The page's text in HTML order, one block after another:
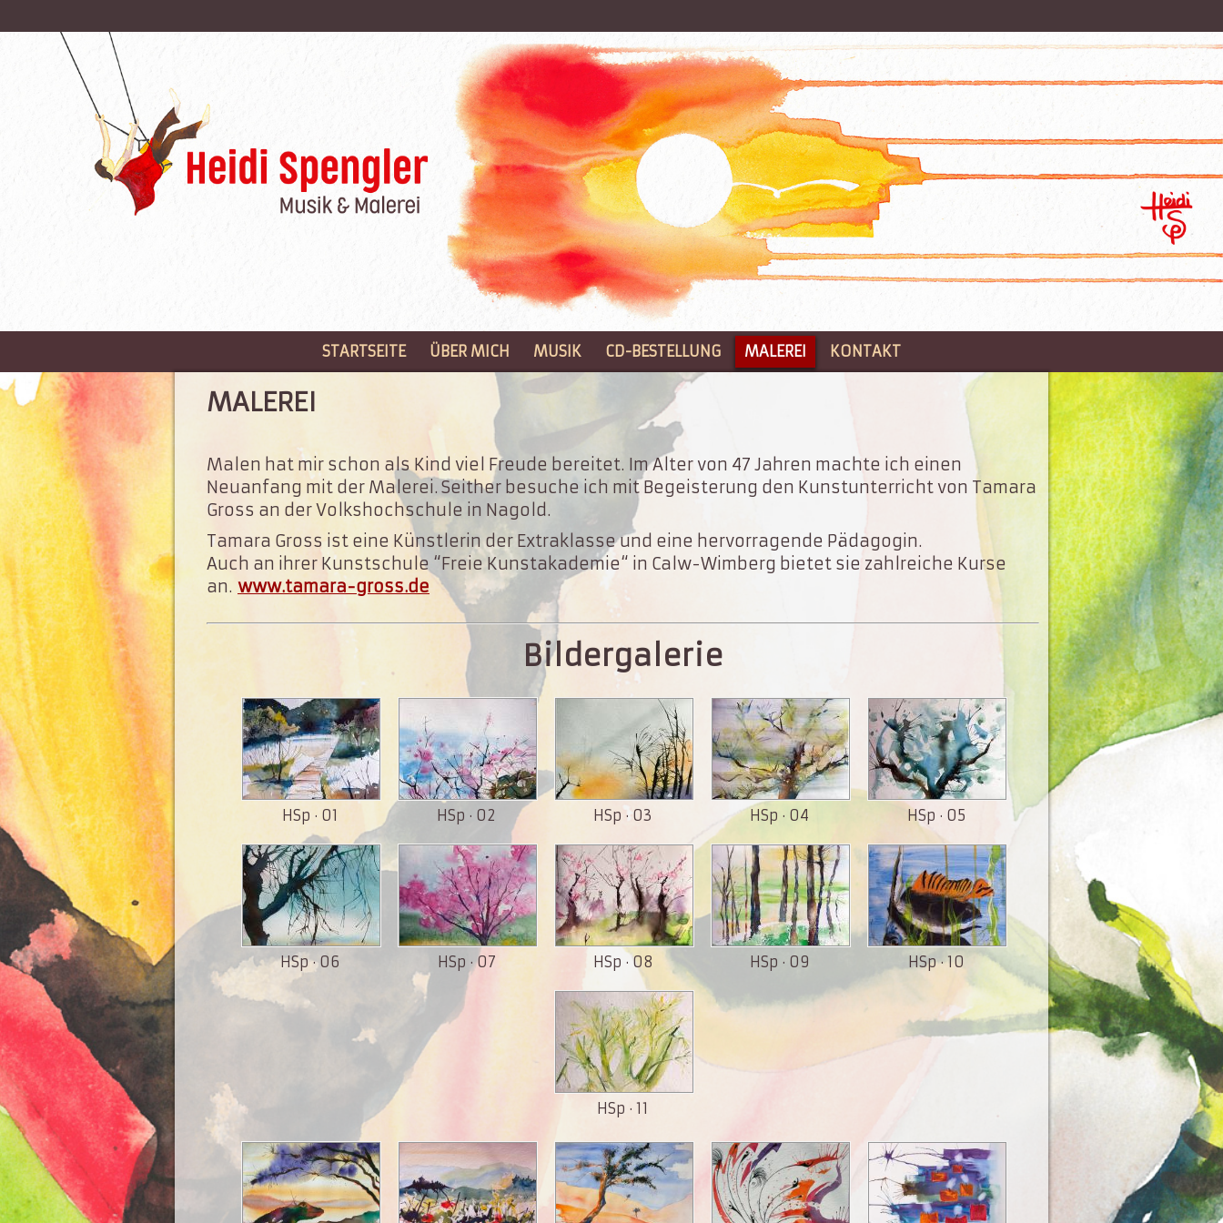
STARTSEITE ÜBER MICH MUSIK CD-BESTELLUNG MALEREI KONTAKT
MALEREI
Malen hat mir schon als Kind viel Freude bereitet. Im Alter von 47 Jahren machte ich einen
Neuanfang mit der Malerei. Seither besuche ich mit Begeisterung den Kunstunterricht von Tamara
Gross an der Volkshochschule in Nagold.
Tamara Gross ist eine Künstlerin der Extraklasse und eine hervorragende Pädagogin.
Auch an ihrer Kunstschule “Freie Kunstakademie“ in Calw-Wimberg bietet sie zahlreiche Kurse
an. www.tamara-gross.de
Bildergalerie
HSp · 01 HSp · 02 HSp · 03 HSp · 04 HSp · 05
HSp · 06 HSp · 07 HSp · 08 HSp · 09 HSp · 10
HSp · 11